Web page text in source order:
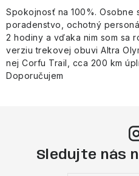
Spokojnosť na 100%. Osobne
poradenstvo, ochotný
2 hodiny a vďaka nim som sa
verziu trekovej obuvi Altra
nej Corfu Trail, cca 200 km
Doporučujem
Sledujte nás